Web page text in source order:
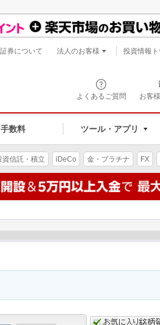
よくあるご質問 お客
手数料 ツール・アプリ
券について 法人のお客様 投資情報
資信託・積立 iDeCo 金・プラチナ FX